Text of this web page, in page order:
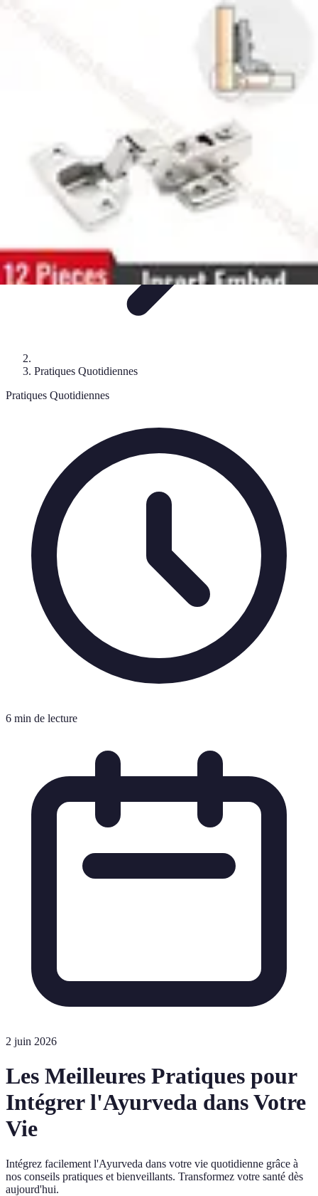
Équilibre des
Pratiques Quotidiennes
Pratiques Quotidiennes
6 min de lecture
2 juin 2026
Les Meilleures Pratiques pour
Intégrer l'Ayurveda dans Votre
Vie
Intégrez facilement l'Ayurveda dans votre vie quotidienne grâce à
nos conseils pratiques et bienveillants. Transformez votre santé dès
aujourd'hui.